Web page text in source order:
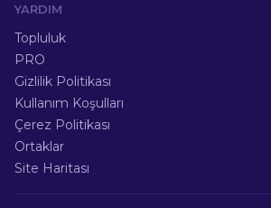
YARDIM
Topluluk
PRO
Gizlilik Politikası
Kullanım Koşulları
Çerez Politikası
Ortaklar
Site Haritası